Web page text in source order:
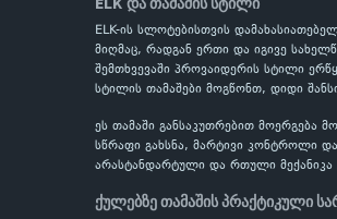
ELK-ის სლოტებისთვის
მიღმაც, რადგან ერთი და იგივე
შემთხვევაში პროვაიდერის სტილი
სტილის თამაშები მოგწონთ, დიდი
ეს თამაში განსაკუთრებით მოერგება
სწრაფი გახსნა, მარტივი კონტროლი
არასტანდარტული და რთული მექანიკა
ქულებზე თამაშის პრაქტიკული